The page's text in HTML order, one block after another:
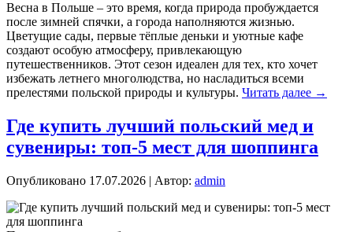
Весна в Польше – это время, когда природа пробуждается
после зимней спячки, а города наполняются жизнью.
Цветущие сады, первые тёплые деньки и уютные кафе
создают особую атмосферу, привлекающую
путешественников. Этот сезон идеален для тех, кто хочет
избежать летнего многолюдства, но насладиться всеми
прелестями польской природы и культуры. Читать далее →
Где купить лучший польский мед и
сувениры: топ-5 мест для шоппинга
Опубликовано 17.07.2026 | Автор: admin